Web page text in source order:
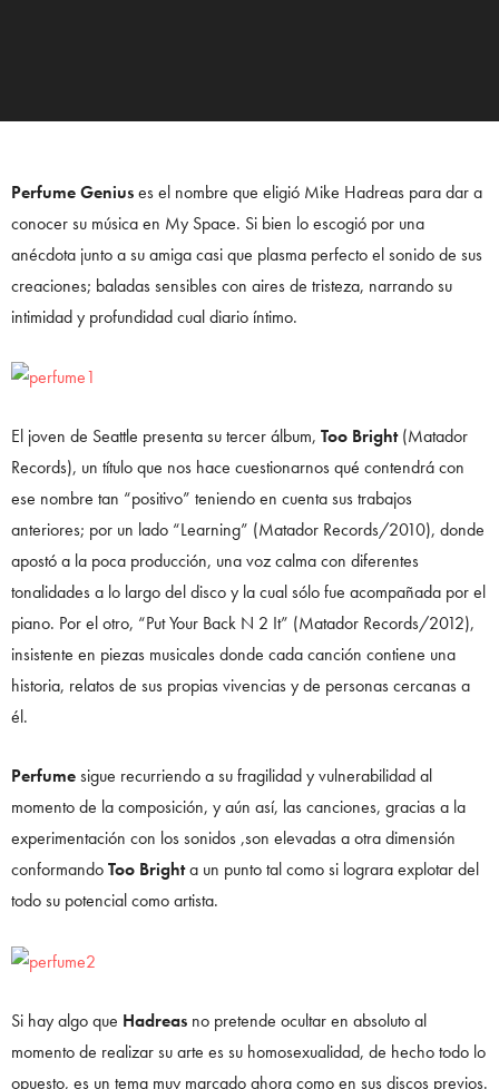
Perfume Geniuses el nombre que eligió Mike Hadreas para dar a
conocer su música en My Space. Si bien lo escogió por una
anécdota junto a su amiga casi que plasma perfecto el sonido de sus
creaciones; baladas sensibles con aires de tristeza, narrando su
intimidad y profundidad cual diario íntimo.
El joven de Seattle presenta su tercer álbum, Too Bright(Matador
Records), un título que nos hace cuestionarnos qué contendrá con
ese nombre tan “positivo” teniendo en cuenta sus trabajos
anteriores; por un lado “Learning” (Matador Records/2010), donde
apostó a la poca producción, una voz calma con diferentes
tonalidades a lo largo del disco y la cual sólo fue acompañada por el
piano. Por el otro, “Put Your Back N 2 It” (Matador Records/2012),
insistente en piezas musicales donde cada canción contiene una
historia, relatos de sus propias vivencias y de personas cercanas a
él.
Perfumesigue recurriendo a su fragilidad y vulnerabilidad al
momento de la composición, y aún así, las canciones, gracias a la
experimentación con los sonidos ,son elevadas a otra dimensión
conformandoToo Brighta un punto tal como si lograra explotar del
todo su potencial como artista.
Si hay algo que Hadreas no pretende ocultar en absoluto al
momento de realizar su arte es su homosexualidad, de hecho todo lo
opuesto, es un tema muy marcado ahora como en sus discos previos.